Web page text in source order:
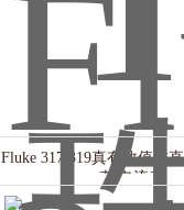
Fluke 317/319真有效值交
表/电流表